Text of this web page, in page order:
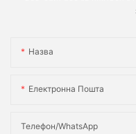
Назва
Електронна Пошта
Телефон/WhatsApp